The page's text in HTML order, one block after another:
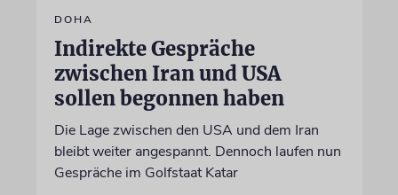
DOHA
Indirekte Gespräche
zwischen Iran und USA
sollen begonnen haben
Die Lage zwischen den USA und dem Iran
bleibt weiter angespannt. Dennoch laufen nun
Gespräche im Golfstaat Katar